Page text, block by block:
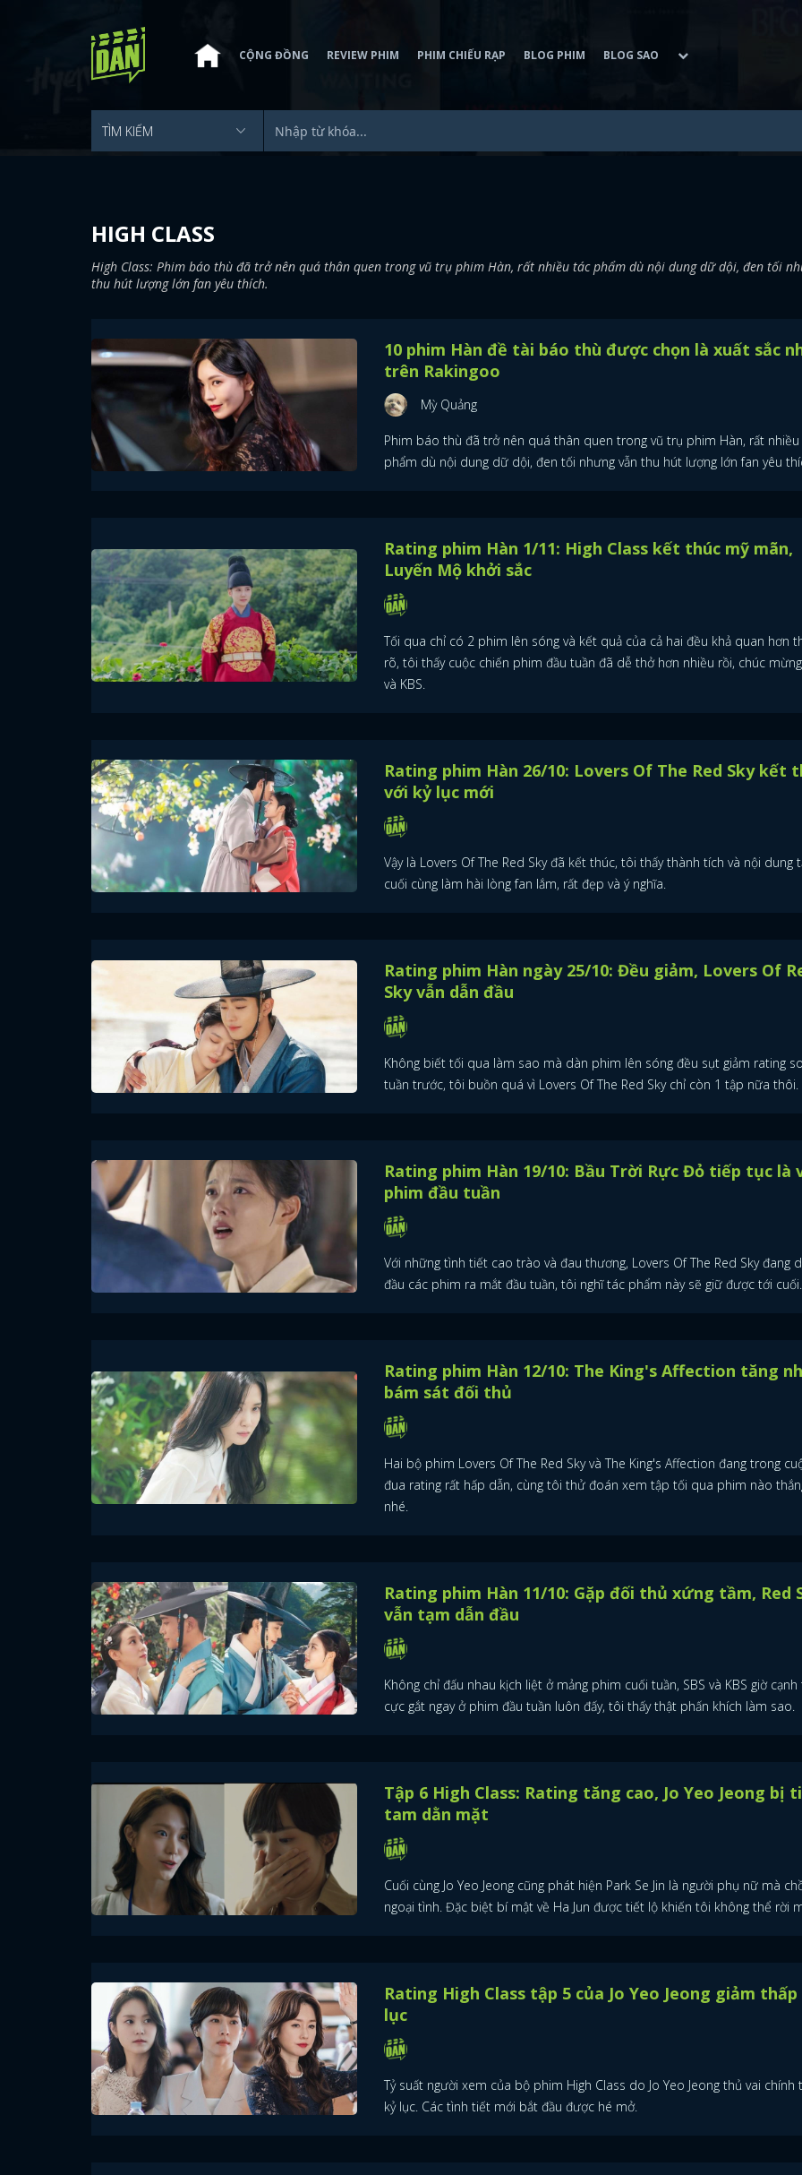
CỘNG ĐỒNG REVIEW PHIM PHIM CHIẾU RẠP BLOG PHIM BLOG SAO
HIGH CLASS
High Class: Phim báo thù đã trở nên quá thân quen trong vũ trụ phim Hàn, rất nhiều tác phẩm dù nội dung dữ dội, đen tối
thu hút lượng lớn fan yêu thích.
10 phim Hàn đề tài báo thù được chọn là xuất sắc
trên Rakingoo
Mỳ Quảng
Phim báo thù đã trở nên quá thân quen trong vũ trụ phim Hàn, rất
phẩm dù nội dung dữ dội, đen tối nhưng vẫn thu hút lượng lớn fan yêu
Rating phim Hàn 1/11: High Class kết thúc mỹ mãn,
Luyến Mộ khởi sắc
Tối qua chỉ có 2 phim lên sóng và kết quả của cả hai đều khả quan hơn
rõ, tôi thấy cuộc chiến phim đầu tuần đã dễ thở hơn nhiều rồi, chúc
và KBS.
Rating phim Hàn 26/10: Lovers Of The Red Sky kết
với kỷ lục mới
Vậy là Lovers Of The Red Sky đã kết thúc, tôi thấy thành tích và nội dung
cuối cùng làm hài lòng fan lắm, rất đẹp và ý nghĩa.
Rating phim Hàn ngày 25/10: Đều giảm, Lovers Of
Sky vẫn dẫn đầu
Không biết tối qua làm sao mà dàn phim lên sóng đều sụt giảm rating
tuần trước, tôi buồn quá vì Lovers Of The Red Sky chỉ còn 1 tập nữa thôi.
Rating phim Hàn 19/10: Bầu Trời Rực Đỏ tiếp tục là
phim đầu tuần
Với những tình tiết cao trào và đau thương, Lovers Of The Red Sky đang
đầu các phim ra mắt đầu tuần, tôi nghĩ tác phẩm này sẽ giữ được tới cuối.
Rating phim Hàn 12/10: The King's Affection tăng
bám sát đối thủ
Hai bộ phim Lovers Of The Red Sky và The King's Affection đang trong
đua rating rất hấp dẫn, cùng tôi thử đoán xem tập tối qua phim nào
nhé.
Rating phim Hàn 11/10: Gặp đối thủ xứng tầm, Red
vẫn tạm dẫn đầu
Không chỉ đấu nhau kịch liệt ở mảng phim cuối tuần, SBS và KBS giờ
cực gắt ngay ở phim đầu tuần luôn đấy, tôi thấy thật phấn khích làm sao.
Tập 6 High Class: Rating tăng cao, Jo Yeo Jeong bị
tam dằn mặt
Cuối cùng Jo Yeo Jeong cũng phát hiện Park Se Jin là người phụ nữ mà
ngoại tình. Đặc biệt bí mật về Ha Jun được tiết lộ khiến tôi không thể rời
Rating High Class tập 5 của Jo Yeo Jeong giảm thấp
lục
Tỷ suất người xem của bộ phim High Class do Jo Yeo Jeong thủ vai chính
kỷ lục. Các tình tiết mới bắt đầu được hé mở.